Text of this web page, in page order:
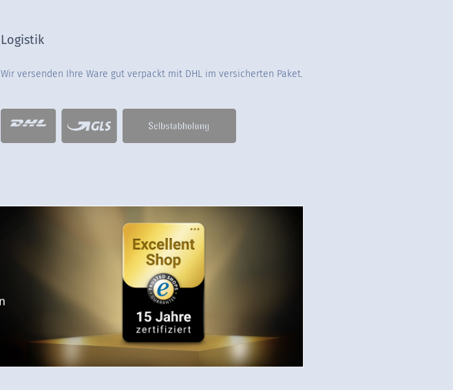
Logistik
Wir versenden Ihre Ware gut verpackt mit DHL im versicherten Paket.